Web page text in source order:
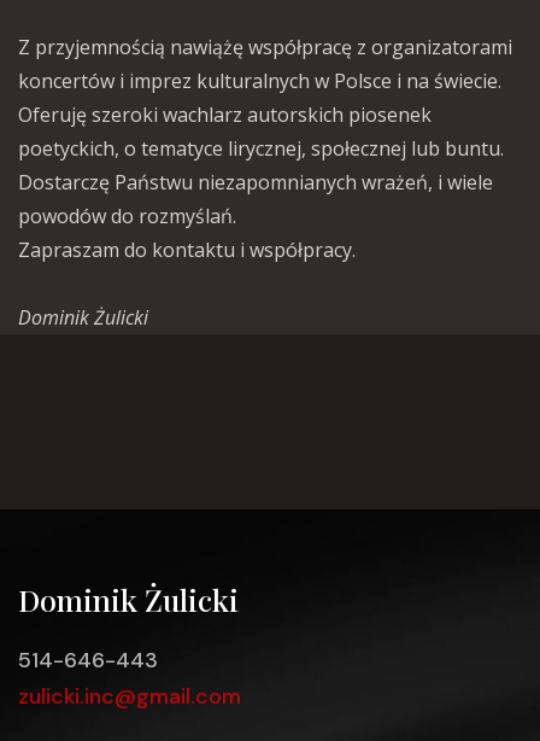
Z przyjemnością nawiążę współpracę z organizatorami
koncertów i imprez kulturalnych w Polsce i na świecie.
Oferuję szeroki wachlarz autorskich piosenek
poetyckich, o tematyce lirycznej, społecznej lub buntu.
Dostarczę Państwu niezapomnianych wrażeń, i wiele
powodów do rozmyślań.
Zapraszam do kontaktu i współpracy.
Dominik Żulicki
Dominik Żulicki
514-646-443
zulicki.inc@gmail.com